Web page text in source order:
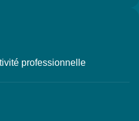
professionnelle